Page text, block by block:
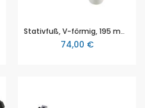
Stativfuß, V-förmig, 195 mm klein, 3B Scientific (1001044 [U8611160])
74,00 €